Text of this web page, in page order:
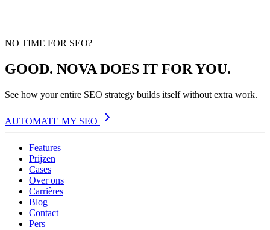
NO TIME FOR SEO?
GOOD. NOVA DOES IT FOR YOU.
See how your entire SEO strategy builds itself without extra work.
AUTOMATE MY SEO
Features
Prijzen
Cases
Over ons
Carrières
Blog
Contact
Pers